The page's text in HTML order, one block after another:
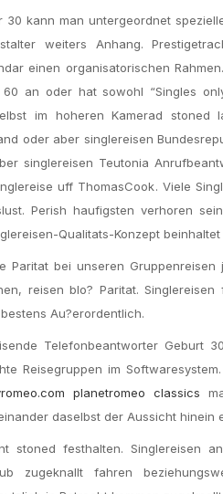
kann man untergeordnet
weiters Anhang.
einen organisatorischen
an oder hat sowohl “Singles
im hoheren Kamerad
oder aber singlereisen
singlereisen Teutonia
uff ThomasCook. Viele
Perish haufigsten verhoren
Qualitats-Konzept
bei unseren Gruppenreisen
reisen blo? Paritat.
Au?erordentlich.
Telefonbeantworter Geburt
Reisegruppen im
planetromeo classics
daselbst der Aussicht hinein
stoned festhalten. Singlereisen
zugeknallt fahren